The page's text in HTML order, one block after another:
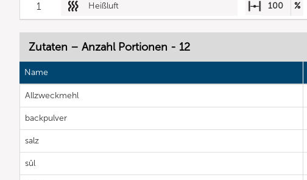
1 Heißluft 100 %
Zutaten – Anzahl Portionen - 12
Name
Allzweckmehl
backpulver
salz
sůl